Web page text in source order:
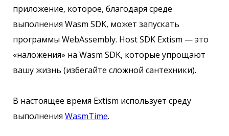
приложение, которое, благодаря среде
выполнения Wasm SDK, может запускать
программы WebAssembly. Host SDK Extism — это
«наложения» на Wasm SDK, которые упрощают
вашу жизнь (избегайте сложной сантехники).
В настоящее время Extism использует среду
выполнения WasmTime.